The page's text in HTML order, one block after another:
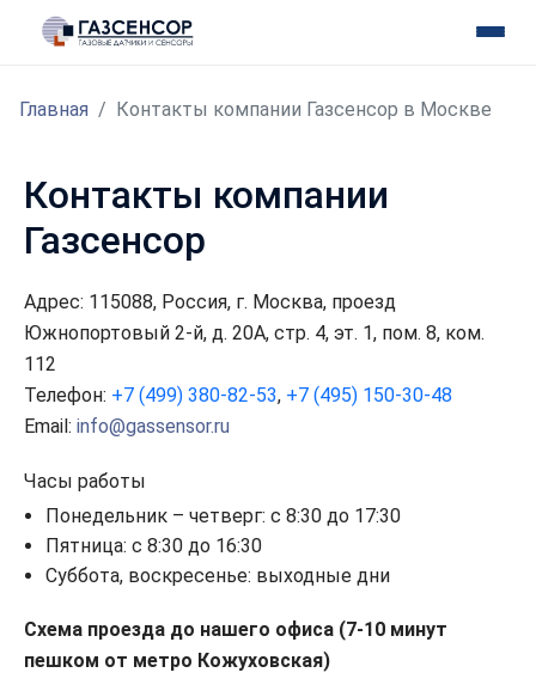
Главная Контакты компании Газсенсор в Москве
Контакты компании
Газсенсор
Адрес: 115088, Россия, г. Москва, проезд
Южнопортовый 2-й, д. 20А, стр. 4, эт. 1, пом. 8, ком.
112
Телефон: +7 (499) 380-82-53, +7 (495) 150-30-48
Email: info@gassensor.ru
Часы работы
Понедельник – четверг: с 8:30 до 17:30
Пятница: с 8:30 до 16:30
Cуббота, воскресенье: выходные дни
Схема проезда до нашего офиса (7-10 минут
пешком от метро Кожуховская)